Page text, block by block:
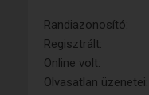
Randiazonosító:
Regisztrált:
Online volt:
Olvasatlan üzenetei: